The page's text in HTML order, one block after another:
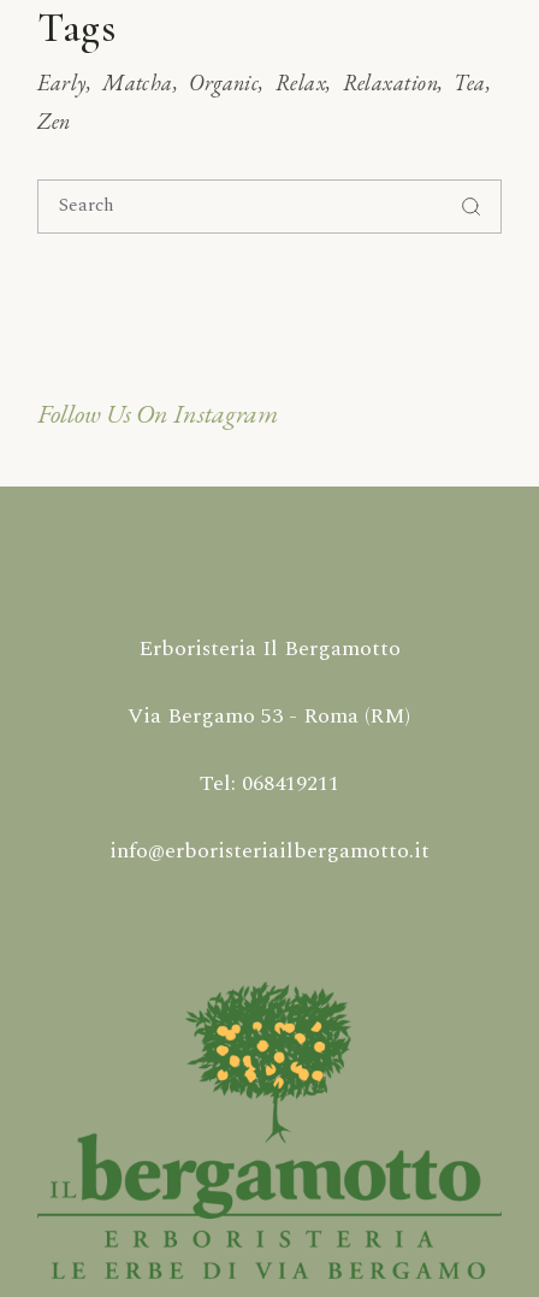
Tags
Early Matcha Organic Relax Relaxation
Tea
Zen
Follow Us On Instagram
Erboristeria Il Bergamotto
Via Bergamo 53 - Roma (RM)
Tel: 068419211
info@erboristeriailbergamotto.it